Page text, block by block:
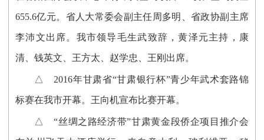
655.6亿元。省人大常委会副主任周多明、省政协副主席
李沛文出席。我市领导毛生武致辞，黄泽元主持，康
清、钱英文、王方太、赵学忠、王刚出席。
△ 2016年甘肃省“甘肃银行杯”青少年武术套路锦
标赛在我市开幕。王向机宣布比赛开幕。
△ “丝绸之路经济带”甘肃黄金段侨企项目推介会